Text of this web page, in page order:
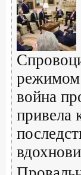
режимом
война
привела